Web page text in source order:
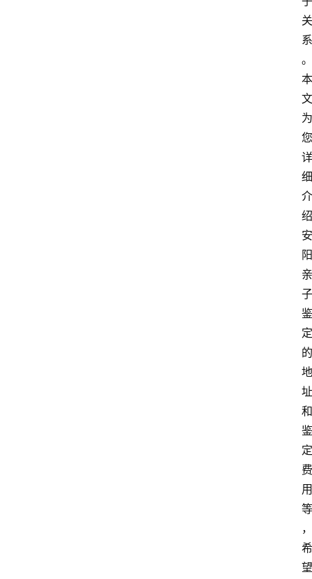
关
系
。
本
文
为
您
详
细
介
绍
安
阳
亲
子
鉴
定
的
地
址
和
鉴
定
费
用
等
，
希
望